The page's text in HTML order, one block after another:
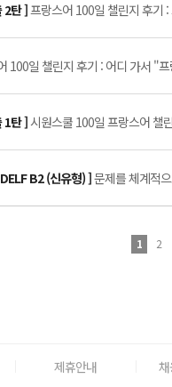
2탄 ]프랑스어 100일 챌린지 후기
100일 챌린지 후기 : 어디 가서 "
1탄 ]시원스쿨 100일 프랑스어 챌
B2 (신유형) ]문제를 체계적
1 2
제휴안내